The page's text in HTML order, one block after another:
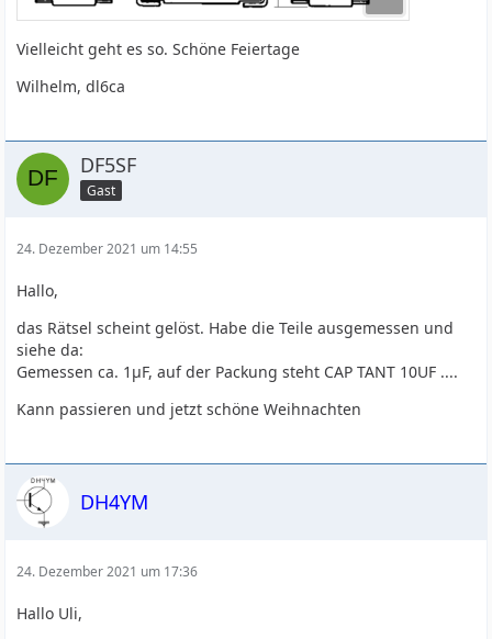
Vielleicht geht es so. Schöne Feiertage
Wilhelm, dl6ca
DF5SF
Gast
24. Dezember 2021 um 14:55
Hallo,
das Rätsel scheint gelöst. Habe die Teile ausgemessen und
siehe da:
Gemessen ca. 1µF, auf der Packung steht CAP TANT 10UF ....
Kann passieren und jetzt schöne Weihnachten
DH4YM
24. Dezember 2021 um 17:36
Hallo Uli,